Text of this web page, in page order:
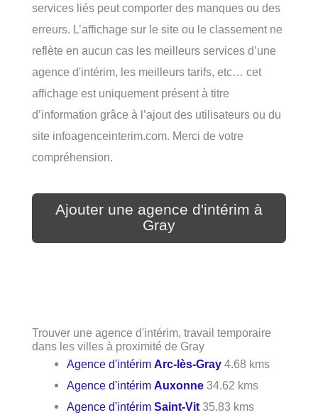
services liés peut comporter des manques ou des
erreurs. L’affichage sur le site ou le classement ne
reflète en aucun cas les meilleurs services d’une
agence d'intérim, les meilleurs tarifs, etc… cet
affichage est uniquement présent à titre
d’information grâce à l’ajout des utilisateurs ou du
site infoagenceinterim.com. Merci de votre
compréhension.
Ajouter une agence d'intérim à
Gray
Trouver une agence d'intérim, travail temporaire
dans les villes à proximité de Gray
Agence d'intérimArc-lès-Gray 4.68 kms
Agence d'intérimAuxonne 34.62 kms
Agence d'intérimSaint-Vit 35.83 kms